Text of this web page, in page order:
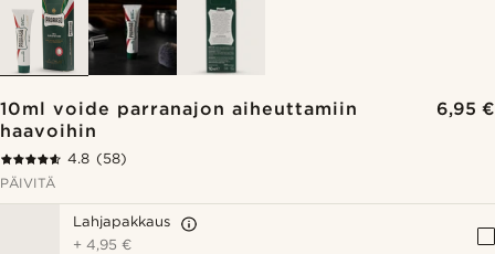
10ml voide parranajon aiheuttamiin
haavoihin
6,95 €
4.8 (58)
PÄIVITÄ
Lahjapakkaus
+4,95 €